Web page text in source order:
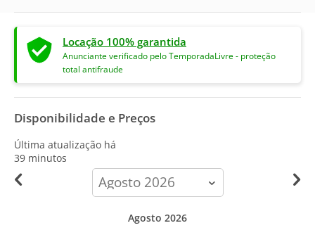
Locação 100% garantida
Anunciante verificado pelo TemporadaLivre - proteção
total antifraude
Disponibilidade e Preços
Última atualização há
39 minutos
calendar-
month
Agosto 2026